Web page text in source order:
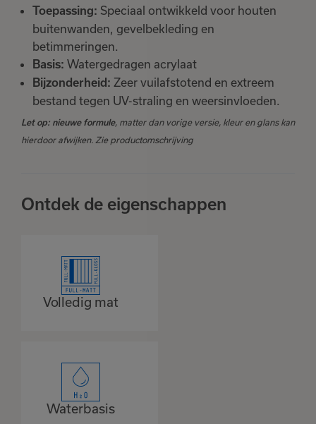
Toepassing: Speciaal ontwikkeld voor houten
buitenwanden, gevelbekleding en
betimmeringen.
Basis: Watergedragen acrylaat
Bijzonderheid: Zeer vuilafstotend en extreem
bestand tegen UV-straling en weersinvloeden.
Let op: nieuwe formule, matter dan vorige versie, kleur en glans kan
hierdoor afwijken. Zie productomschrijving
Ontdek de eigenschappen
Volledig mat
Waterbasis